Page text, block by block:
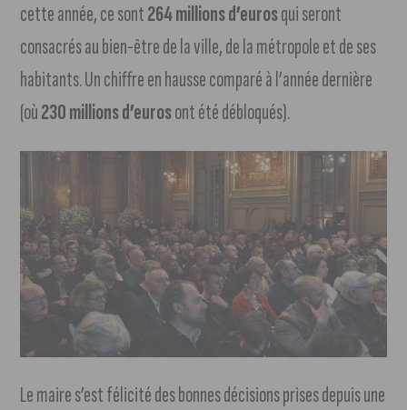
cette année, ce sont264 millions d’eurosqui seront
consacrés au bien-être de la ville, de la métropole et de ses
habitants. Un chiffre en hausse comparé à l’année dernière
(où230 millions d’eurosont été débloqués).
Le maire s’est félicité des bonnes décisions prises depuis une